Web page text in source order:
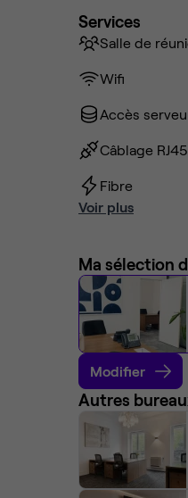
Services
Salle de
Wifi
Accès
Câblage RJ45
Fibre
Voir plus
Ma sélection
Modifier
Autres